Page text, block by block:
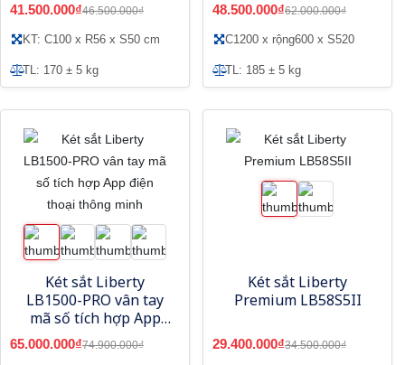
41.500.000₫46.500.000₫
KT: C100 x R56 x S50 cm
TL: 170 ± 5 kg
48.500.000₫62.000.000₫
C1200 x rộng600 x S520
TL: 185 ± 5 kg
Két sắt Liberty
LB1500-PRO vân tay
mã số tích hợp App
điện thoại thông minh
65.000.000₫74.900.000₫
Két sắt Liberty
Premium LB58S5II
29.400.000₫34.500.000₫